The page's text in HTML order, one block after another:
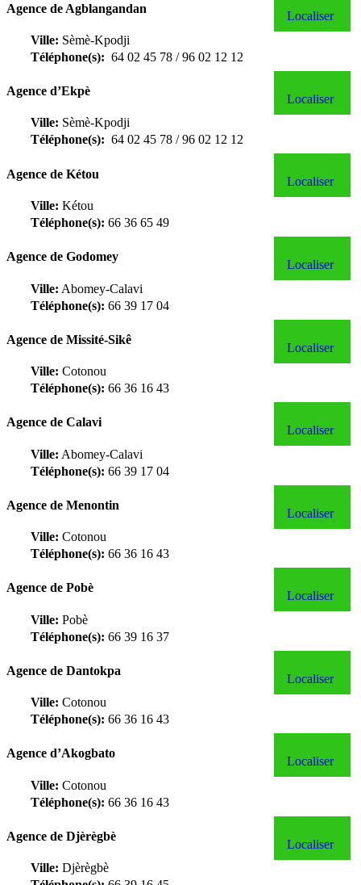
Agence de Agblangandan
Ville: Sèmè-Kpodji
Téléphone(s): 64 02 45 78 / 96 02 12 12
Localiser
Agence d’Ekpè
Ville: Sèmè-Kpodji
Téléphone(s): 64 02 45 78 / 96 02 12 12
Localiser
Agence de Kétou
Ville: Kétou
Téléphone(s): 66 36 65 49
Localiser
Agence de Godomey
Ville: Abomey-Calavi
Téléphone(s): 66 39 17 04
Localiser
Agence de Missité-Sikê
Ville: Cotonou
Téléphone(s): 66 36 16 43
Localiser
Agence de Calavi
Ville: Abomey-Calavi
Téléphone(s): 66 39 17 04
Localiser
Agence de Menontin
Ville: Cotonou
Téléphone(s): 66 36 16 43
Localiser
Agence de Pobè
Ville: Pobè
Téléphone(s): 66 39 16 37
Localiser
Agence de Dantokpa
Ville: Cotonou
Téléphone(s): 66 36 16 43
Localiser
Agence d’Akogbato
Ville: Cotonou
Téléphone(s): 66 36 16 43
Localiser
Agence de Djèrègbè
Ville: Djèrègbè
Localiser